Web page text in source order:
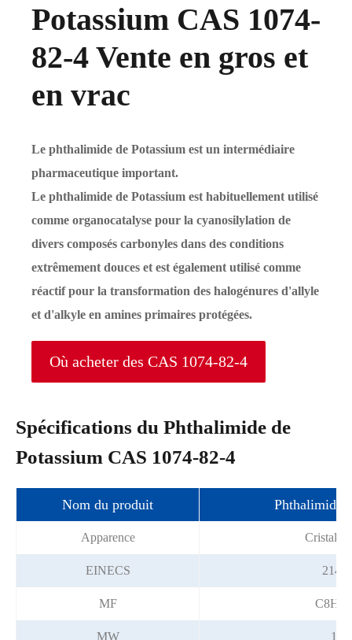
Potassium CAS 1074-
82-4 Vente en gros et
en vrac
Le phthalimide de Potassium est un intermédiaire
pharmaceutique important.
Le phthalimide de Potassium est habituellement utilisé
comme organocatalyse pour la cyanosilylation de
divers composés carbonyles dans des conditions
extrêmement douces et est également utilisé comme
réactif pour la transformation des halogénures d'allyle
et d'alkyle en amines primaires protégées.
Où acheter des CAS 1074-82-4
Spécifications du Phthalimide de
Potassium CAS 1074-82-4
Nom du produit Phthalimide
Apparence Cristal
EINECS 214-
MF
MW